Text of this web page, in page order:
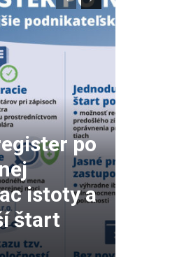
po
istoty a
štart